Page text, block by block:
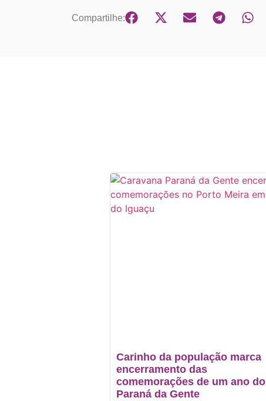
Compartilhe:
Carinho da população marca
encerramento das
comemorações de um ano do
Paraná da Gente